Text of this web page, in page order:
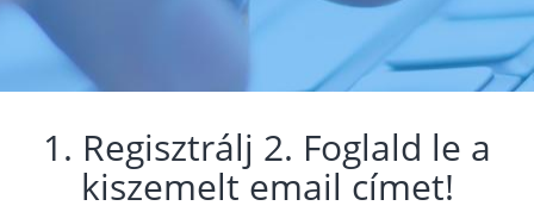
1. Regisztrálj 2. Foglald le a
kiszemelt email címet!